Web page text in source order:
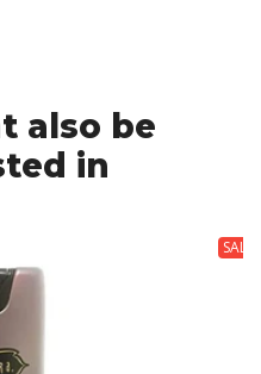
also be
in